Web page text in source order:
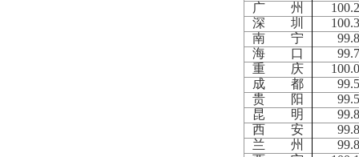
广 州
100.2
深 圳
100.3
南 宁
99.8
海 口
99.7
重 庆
100.0
成 都
99.5
贵 阳
99.5
昆 明
99.8
西 安
99.8
兰 州
99.8